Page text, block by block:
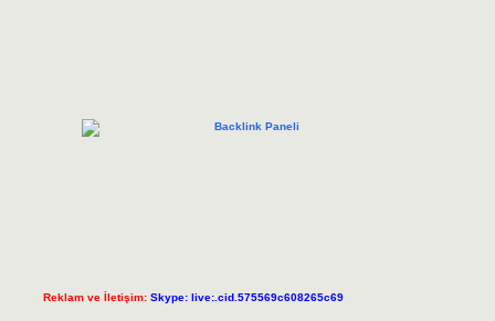
Reklam ve İletişim: Skype: live:.cid.575569c608265c69